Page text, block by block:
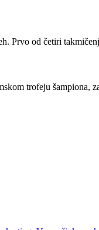
Prvo od četiri
trofeju šampiona,